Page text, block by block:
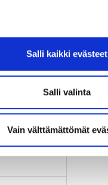
Salli kaikki evästeet
Salli valinta
Vain välttämättömät
PP-
i stålplåt